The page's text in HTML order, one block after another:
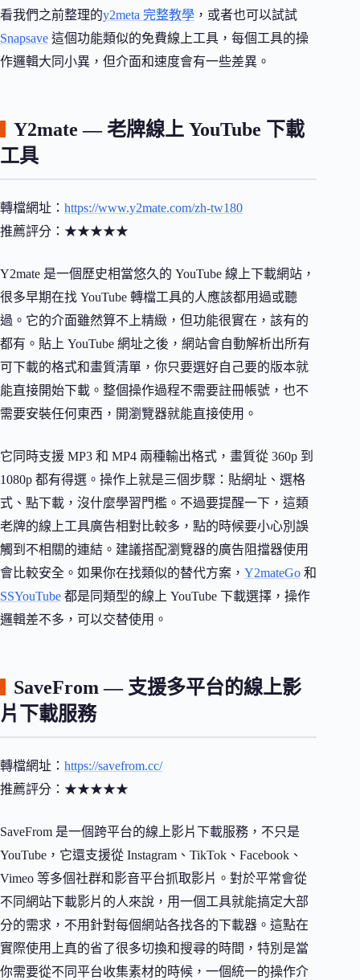
看我們之前整理的y2meta 完整教學 ，或者也可以試試
Snapsave 這個功能類似的免費線上工具，每個工具的操
作邏輯大同小異，但介面和速度會有一些差異。
Y2mate — 老牌線上 YouTube 下載
工具
轉檔網址： https://www.y2mate.com/zh-tw180
推薦評分：★★★★★
Y2mate 是一個歷史相當悠久的 YouTube 線上下載網站，
很多早期在找 YouTube 轉檔工具的人應該都用過或聽
過。它的介面雖然算不上精緻，但功能很實在，該有的
都有。貼上 YouTube 網址之後，網站會自動解析出所有
可下載的格式和畫質清單，你只要選好自己要的版本就
能直接開始下載。整個操作過程不需要註冊帳號，也不
需要安裝任何東西，開瀏覽器就能直接使用。
它同時支援 MP3 和 MP4 兩種輸出格式，畫質從 360p 到
1080p 都有得選。操作上就是三個步驟：貼網址、選格
式、點下載，沒什麼學習門檻。不過要提醒一下，這類
老牌的線上工具廣告相對比較多，點的時候要小心別誤
觸到不相關的連結。建議搭配瀏覽器的廣告阻擋器使用
會比較安全。如果你在找類似的替代方案， Y2mateGo 和
SSYouTube 都是同類型的線上 YouTube 下載選擇，操作
邏輯差不多，可以交替使用。
SaveFrom — 支援多平台的線上影
片下載服務
轉檔網址： https://savefrom.cc/
推薦評分：★★★★★
SaveFrom 是一個跨平台的線上影片下載服務，不只是
YouTube，它還支援從 Instagram、TikTok、Facebook、
Vimeo 等多個社群和影音平台抓取影片。對於平常會從
不同網站下載影片的人來說，用一個工具就能搞定大部
分的需求，不用針對每個網站各找各的下載器。這點在
實際使用上真的省了很多切換和搜尋的時間，特別是當
你需要從不同平台收集素材的時候，一個統一的操作介